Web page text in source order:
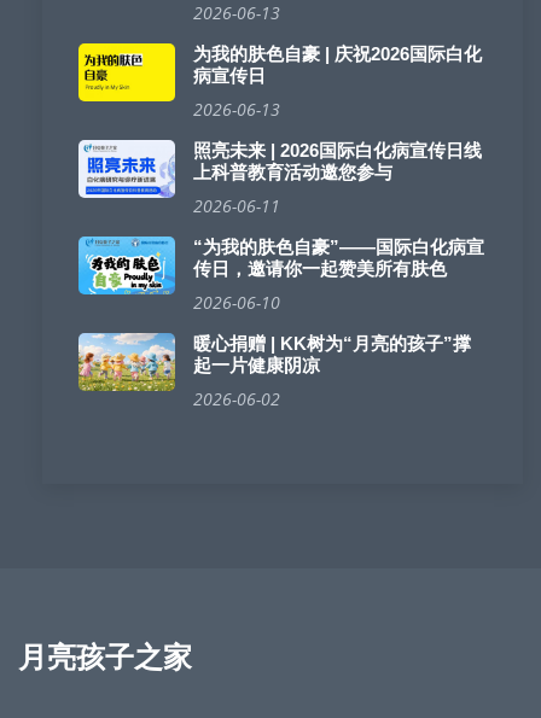
2026-06-13
为我的肤色自豪 | 庆祝2026国际白化
病宣传日
2026-06-13
照亮未来 | 2026国际白化病宣传日线
上科普教育活动邀您参与
2026-06-11
“为我的肤色自豪”——国际白化病宣
传日，邀请你一起赞美所有肤色
2026-06-10
暖心捐赠 | KK树为“月亮的孩子”撑
起一片健康阴凉
2026-06-02
月亮孩子之家